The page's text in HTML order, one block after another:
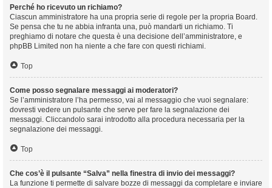
Perché ho ricevuto un richiamo?
Ciascun amministratore ha una propria serie di regole per la propria Board.
Se pensa che tu ne abbia infranta una, può mandarti un richiamo. Ti
preghiamo di notare che questa è una decisione dell’amministratore, e
phpBB Limited non ha niente a che fare con questi richiami.
Top
Come posso segnalare messaggi ai moderatori?
Se l’amministratore l’ha permesso, vai al messaggio che vuoi segnalare:
dovresti vedere un pulsante che serve per fare la segnalazione dei
messaggi. Cliccandolo sarai introdotto alla procedura necessaria per la
segnalazione dei messaggi.
Top
Che cos’è il pulsante “Salva” nella finestra di invio dei messaggi?
La funzione ti permette di salvare bozze di messaggi da completare e inviare